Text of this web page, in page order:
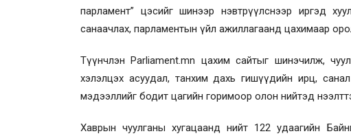
парламент” цэсийг шинээр нэвтрүүлснээр иргэд хууль
санаачлах, парламентын үйл ажиллагаанд цахимаар
Түүнчлэн Parliament.mn цахим сайтыг шинэчилж,
хэлэлцэх асуудал, танхим дахь гишүүдийн ирц,
мэдээллийг бодит цагийн горимоор олон нийтэд
Хаврын чуулганы хугацаанд нийт 122 удаагийн